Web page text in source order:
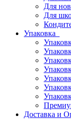
Для
Для
Упаковка
Доставка и